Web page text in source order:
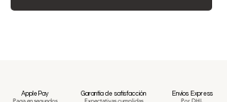
ApplePay
Garantía de satisfacción
Envíos Express